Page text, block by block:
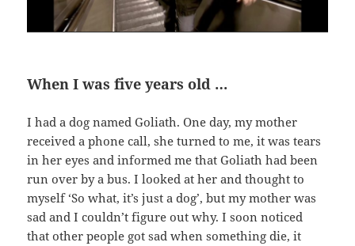
When I was five years old …
I had a dog named Goliath. One day, my mother
received a phone call, she turned to me, it was tears
in her eyes and informed me that Goliath had been
run over by a bus. I looked at her and thought to
myself ‘So what, it’s just a dog’, but my mother was
sad and I couldn’t figure out why. I soon noticed
that other people got sad when something die, it